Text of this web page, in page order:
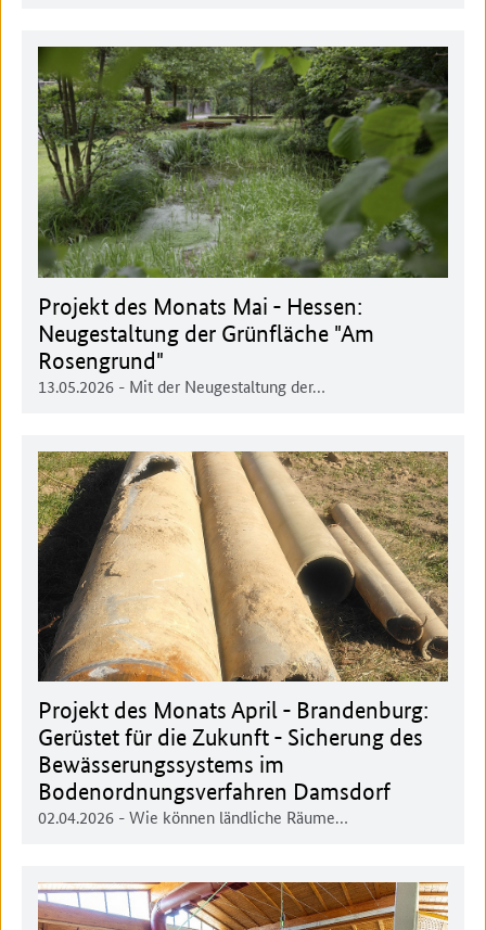
Projekt des Monats Mai - Hessen:
Neugestaltung der Grünfläche "Am
Rosengrund"
13.05.2026 - Mit der Neugestaltung der…
Projekt des Monats April - Brandenburg:
Gerüstet für die Zukunft - Sicherung des
Bewässerungssystems im
Bodenordnungsverfahren Damsdorf
02.04.2026 - Wie können ländliche Räume…